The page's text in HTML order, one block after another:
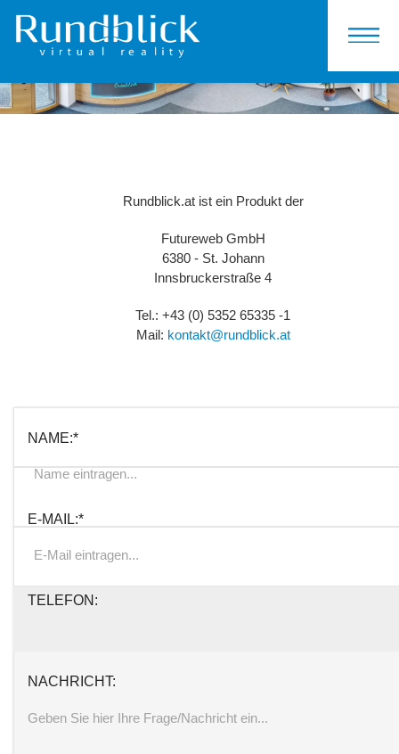
Rundblick.at ist ein Produkt der
Futureweb GmbH
6380 - St. Johann
Innsbruckerstraße 4
Tel.: +43 (0) 5352 65335 -1
Mail: kontakt@rundblick.at
FELD 3:
NAME:*
E-MAIL:*
TELEFON:
NACHRICHT: